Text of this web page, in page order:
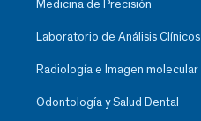
Medicina de Precisión
Laboratorio de Análisis Clínicos
Radiología e Imagen molecular
Odontología y Salud Dental